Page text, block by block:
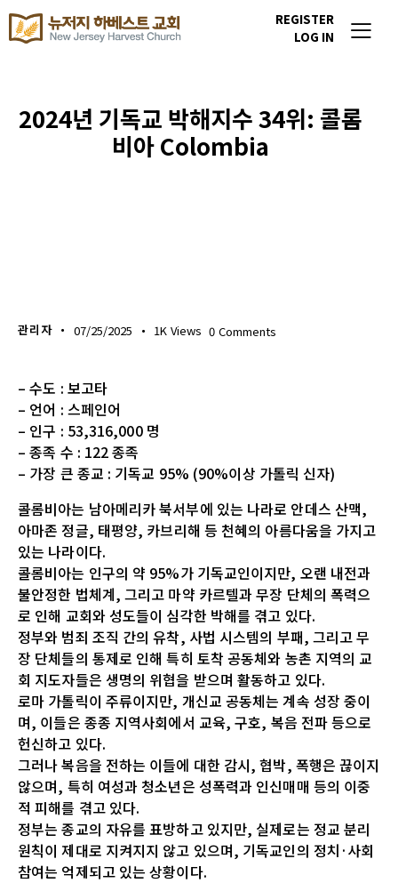
REGISTER
LOG IN
2024년 기독교 박해지수 34위: 콜롬
비아 Colombia
관리자 07/25/2025 1K Views 0 Comments
– 수도 : 보고타
– 언어 : 스페인어
– 인구 : 53,316,000 명
– 종족 수 : 122 종족
– 가장 큰 종교 : 기독교 95% (90%이상 가톨릭 신자)
콜롬비아는 남아메리카 북서부에 있는 나라로 안데스 산맥,
아마존 정글, 태평양, 카브리해 등 천혜의 아름다움을 가지고
있는 나라이다.
콜롬비아는 인구의 약 95%가 기독교인이지만, 오랜 내전과
불안정한 법체계, 그리고 마약 카르텔과 무장 단체의 폭력으
로 인해 교회와 성도들이 심각한 박해를 겪고 있다.
정부와 범죄 조직 간의 유착, 사법 시스템의 부패, 그리고 무
장 단체들의 통제로 인해 특히 토착 공동체와 농촌 지역의 교
회 지도자들은 생명의 위협을 받으며 활동하고 있다.
로마 가톨릭이 주류이지만, 개신교 공동체는 계속 성장 중이
며, 이들은 종종 지역사회에서 교육, 구호, 복음 전파 등으로
헌신하고 있다.
그러나 복음을 전하는 이들에 대한 감시, 협박, 폭행은 끊이지
않으며, 특히 여성과 청소년은 성폭력과 인신매매 등의 이중
적 피해를 겪고 있다.
정부는 종교의 자유를 표방하고 있지만, 실제로는 정교 분리
원칙이 제대로 지켜지지 않고 있으며, 기독교인의 정치·사회
참여는 억제되고 있는 상황이다.